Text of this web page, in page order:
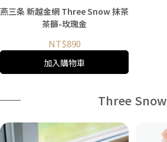
燕三条 新越金網 Three Snow 抹茶
茶篩-玫瑰金
NT$890
加入購物車
Three Snow